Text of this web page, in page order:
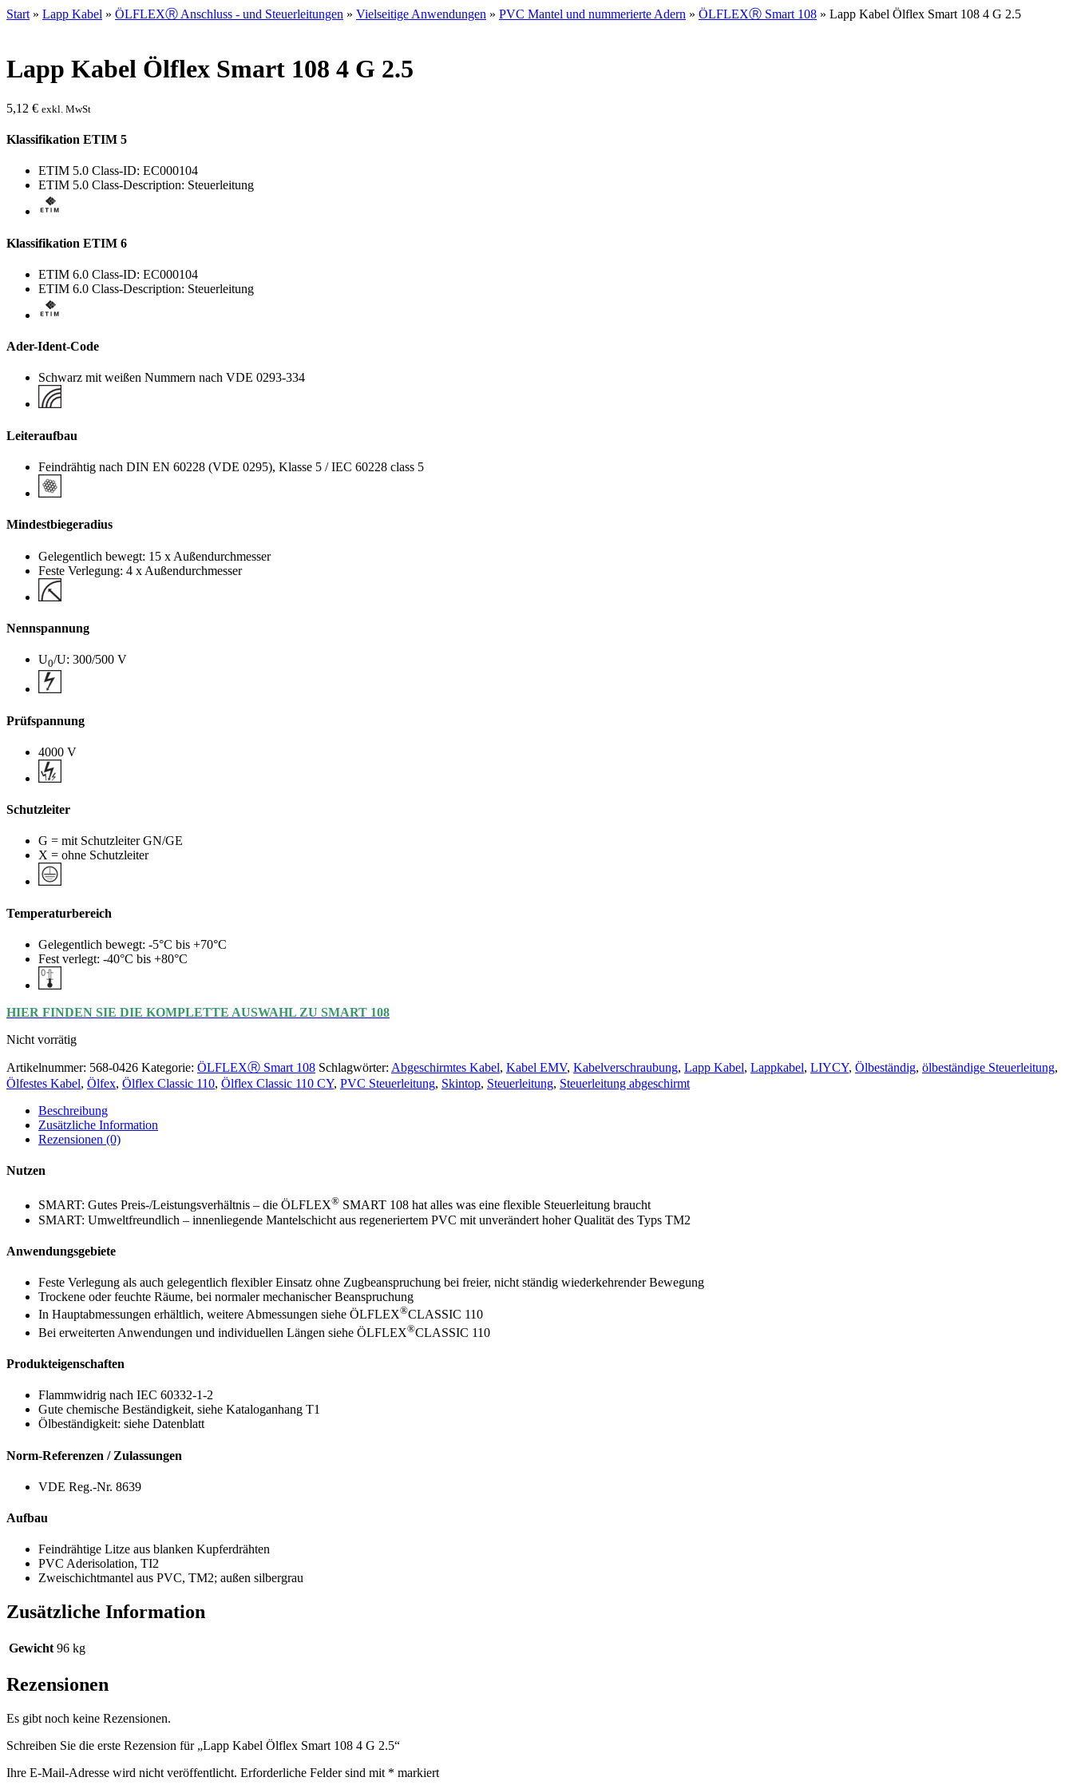
Start » Lapp Kabel » ÖLFLEXⓇ Anschluss - und Steuerleitungen » Vielseitige Anwendungen » PVC Mantel und nummerierte Adern » ÖLFLEXⓇ Smart 108 » Lapp Kabel Ölflex Smart 108 4 G 2.5
Lapp Kabel Ölflex Smart 108 4 G 2.5
5,12 € exkl. MwSt
Klassifikation ETIM 5
ETIM 5.0 Class-ID: EC000104
ETIM 5.0 Class-Description: Steuerleitung
Klassifikation ETIM 6
ETIM 6.0 Class-ID: EC000104
ETIM 6.0 Class-Description: Steuerleitung
Ader-Ident-Code
Schwarz mit weißen Nummern nach VDE 0293-334
Leiteraufbau
Feindrähtig nach DIN EN 60228 (VDE 0295), Klasse 5 / IEC 60228 class 5
Mindestbiegeradius
Gelegentlich bewegt: 15 x Außendurchmesser
Feste Verlegung: 4 x Außendurchmesser
Nennspannung
U0/U: 300/500 V
Prüfspannung
4000 V
Schutzleiter
G = mit Schutzleiter GN/GE
X = ohne Schutzleiter
Temperaturbereich
Gelegentlich bewegt: -5°C bis +70°C
Fest verlegt: -40°C bis +80°C
HIER FINDEN SIE DIE KOMPLETTE AUSWAHL ZU SMART 108
Nicht vorrätig
Artikelnummer: 568-0426 Kategorie: ÖLFLEXⓇ Smart 108 Schlagwörter: Abgeschirmtes Kabel, Kabel EMV, Kabelverschraubung, Lapp Kabel, Lappkabel, LIYCY, Ölbeständig, ölbeständige Steuerleitung,
Ölfestes Kabel, Ölfex, Ölflex Classic 110, Ölflex Classic 110 CY, PVC Steuerleitung, Skintop, Steuerleitung, Steuerleitung abgeschirmt
Beschreibung
Zusätzliche Information
Rezensionen (0)
Nutzen
SMART: Gutes Preis-/Leistungsverhältnis – die ÖLFLEX® SMART 108 hat alles was eine flexible Steuerleitung braucht
SMART: Umweltfreundlich – innenliegende Mantelschicht aus regeneriertem PVC mit unverändert hoher Qualität des Typs TM2
Anwendungsgebiete
Feste Verlegung als auch gelegentlich flexibler Einsatz ohne Zugbeanspruchung bei freier, nicht ständig wiederkehrender Bewegung
Trockene oder feuchte Räume, bei normaler mechanischer Beanspruchung
In Hauptabmessungen erhältlich, weitere Abmessungen siehe ÖLFLEX®CLASSIC 110
Bei erweiterten Anwendungen und individuellen Längen siehe ÖLFLEX®CLASSIC 110
Produkteigenschaften
Flammwidrig nach IEC 60332-1-2
Gute chemische Beständigkeit, siehe Kataloganhang T1
Ölbeständigkeit: siehe Datenblatt
Norm-Referenzen / Zulassungen
VDE Reg.-Nr. 8639
Aufbau
Feindrähtige Litze aus blanken Kupferdrähten
PVC Aderisolation, TI2
Zweischichtmantel aus PVC, TM2; außen silbergrau
Zusätzliche Information
Gewicht 96 kg
Rezensionen
Es gibt noch keine Rezensionen.
Schreiben Sie die erste Rezension für „Lapp Kabel Ölflex Smart 108 4 G 2.5“
Ihre E-Mail-Adresse wird nicht veröffentlicht. Erforderliche Felder sind mit * markiert